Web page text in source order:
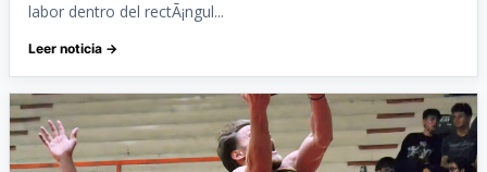
labor dentro del rectÃ¡ngul...
Leer noticia →